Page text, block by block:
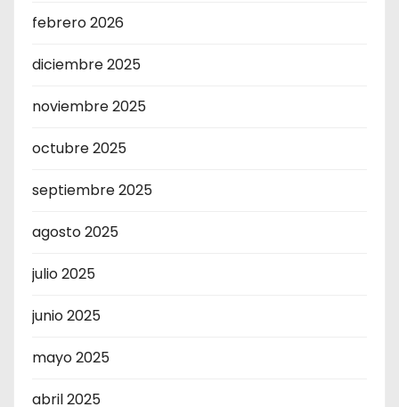
febrero 2026
diciembre 2025
noviembre 2025
octubre 2025
septiembre 2025
agosto 2025
julio 2025
junio 2025
mayo 2025
abril 2025